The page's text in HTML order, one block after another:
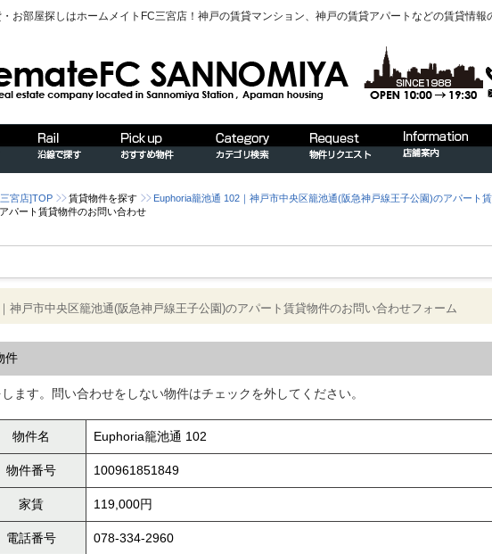
お部屋探しはホームメイトFC三宮店！神戸の賃貸マンション、神戸の賃貸アパートなどの賃貸情報
宮店]TOP 賃貸物件を探す Euphoria籠池通 102｜神戸市中央区籠池通(阪急神戸線王子公園)のアパート
パート賃貸物件のお問い合わせ
神戸市中央区籠池通(阪急神戸線王子公園)のアパート賃貸物件のお問い合わせフォーム
件
ます。問い合わせをしない物件はチェックを外してください。
物件名 Euphoria籠池通 102
物件番号 100961851849
家賃 119,000円
電話番号 078-334-2960